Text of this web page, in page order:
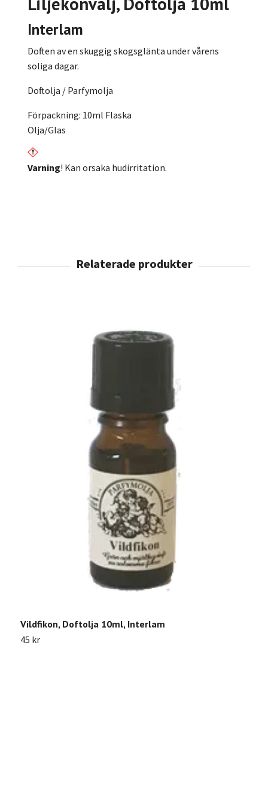
Interlam
Doften av en skuggig skogsglänta under vårens
soliga dagar.
Doftolja / Parfymolja
Förpackning: 10ml Flaska
Olja/Glas
Varning! Kan orsaka hudirritation.
Vildfikon, Doftolja 10ml, Interlam
45 kr